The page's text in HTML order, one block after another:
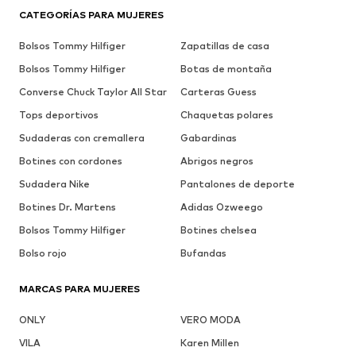
CATEGORÍAS PARA MUJERES
Bolsos Tommy Hilfiger
Zapatillas de casa
Bolsos Tommy Hilfiger
Botas de montaña
Converse Chuck Taylor All Star
Carteras Guess
Tops deportivos
Chaquetas polares
Sudaderas con cremallera
Gabardinas
Botines con cordones
Abrigos negros
Sudadera Nike
Pantalones de deporte
Botines Dr. Martens
Adidas Ozweego
Bolsos Tommy Hilfiger
Botines chelsea
Bolso rojo
Bufandas
MARCAS PARA MUJERES
ONLY
VERO MODA
VILA
Karen Millen